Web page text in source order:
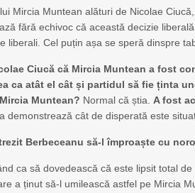
Mircia Muntean alături de Nicolae
fără echivoc că această decizie
liberali. Cel puțin așa se speră dinspre
Ciucă că Mircia Muntean a fost
ca atât el cât și partidul să fie ținta
Muntean? Normal că știa. A fost
demonstrează cât de disperată este
Berbeceanu să-l împroaște cu
ca să dovedească că este lipsit total
a ținut să-l umilească astfel pe Mircia